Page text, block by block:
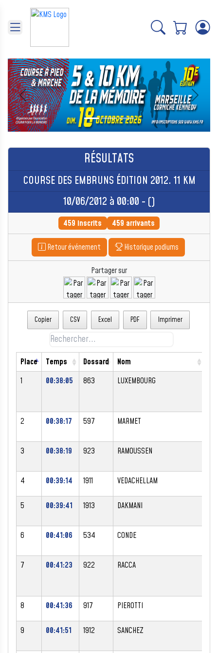
Précédent Suivant
RÉSULTATS
COURSE DES EMBRUNS ÉDITION 2012. 11 KM
10/06/2012 à 00:00 - ()
459 inscrits 459 arrivants
Retour événement Historique podiums
Partager sur
Copier CSV Excel PDF Imprimer
Place Temps Dossard Nom
1
00:38:05 863 LUXEMBOURG
2 00:38:17 597 MARMET
3 00:38:19 923 RAMOUSSEN
4 00:39:14 1911 VEDACHELLAM
5 00:39:41 1913 DAKMANI
6 00:41:06 534 CONDE
7 00:41:23 922 RACCA
8 00:41:36 917 PIEROTTI
9 00:41:51 1912 SANCHEZ
Panneau de gestion des cookies